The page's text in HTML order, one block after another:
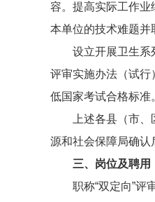
容。提高实际工作业
本单位的技术难题并
设立开展卫生系
评审实施办法（试行
低国家考试合格标准
上述各县（市
源和社会保障局确认
三、岗位及聘用
职称“双定向”评